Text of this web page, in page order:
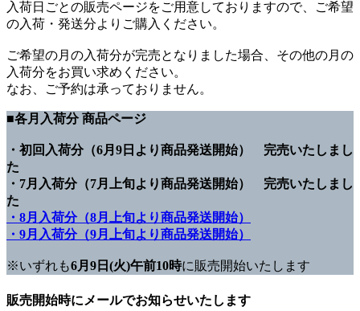
入荷日ごとの販売ページをご用意しておりますので、ご希望
の入荷・発送分よりご購入ください。
ご希望の月の入荷分が完売となりました場合、その他の月の
入荷分をお買い求めください。
なお、ご予約は承っておりません。
■各月入荷分 商品ページ
・初回入荷分（6月9日より商品発送開始） 完売いたしまし
た
・7月入荷分（7月上旬より商品発送開始） 完売いたしまし
た
・8月入荷分（8月上旬より商品発送開始）
・9月入荷分（9月上旬より商品発送開始）
※いずれも6月9日(火)午前10時に販売開始いたします
販売開始時にメールでお知らせいたします